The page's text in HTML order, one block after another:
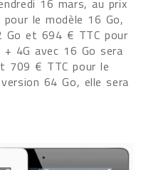
16 mars, au prix
le modèle 16 Go,
Go et 694 € TTC pour
4G avec 16 Go sera
709 € TTC pour le
64 Go, elle sera